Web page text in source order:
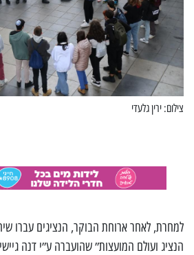
צילום: ירין גלעדי
למחרת, לאחר ארוחת הבוקר, הנציגים עברו
הנציג ועולם המועצות״ שהועברה ע״י דנה